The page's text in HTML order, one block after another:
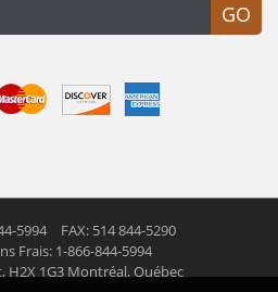
GO
5994
FAX: 514 844-5290
Frais: 1-866-844-5994
H2X 1G3 Montréal, Québec